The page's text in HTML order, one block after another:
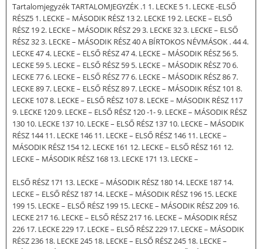
Tartalomjegyzék TARTALOMJEGYZÉK .1 1. LECKE 5 1. LECKE -ELSŐ
RÉSZ5 1. LECKE – MÁSODIK RÉSZ 13 2. LECKE 19 2. LECKE – ELSŐ
RÉSZ 19 2. LECKE – MÁSODIK RÉSZ 29 3. LECKE 32 3. LECKE – ELSŐ
RÉSZ 32 3. LECKE – MÁSODIK RÉSZ 40 A BÍRTOKOS NÉVMÁSOK . 44 4.
LECKE 47 4. LECKE – ELSŐ RÉSZ 47 4. LECKE – MÁSODIK RÉSZ 56 5.
LECKE 59 5. LECKE – ELSŐ RÉSZ 59 5. LECKE – MÁSODIK RÉSZ 70 6.
LECKE 77 6. LECKE – ELSŐ RÉSZ 77 6. LECKE – MÁSODIK RÉSZ 86 7.
LECKE 89 7. LECKE – ELSŐ RÉSZ 89 7. LECKE – MÁSODIK RÉSZ 101 8.
LECKE 107 8. LECKE – ELSŐ RÉSZ 107 8. LECKE – MÁSODIK RÉSZ 117
9. LECKE 120 9. LECKE – ELSŐ RÉSZ 120 -1- 9. LECKE – MÁSODIK RÉSZ
130 10. LECKE 137 10. LECKE – ELSŐ RÉSZ 137 10. LECKE – MÁSODIK
RÉSZ 144 11. LECKE 146 11. LECKE – ELSŐ RÉSZ 146 11. LECKE –
MÁSODIK RÉSZ 154 12. LECKE 161 12. LECKE – ELSŐ RÉSZ 161 12.
LECKE – MÁSODIK RÉSZ 168 13. LECKE 171 13. LECKE –
ELSŐ RÉSZ 171 13. LECKE – MÁSODIK RÉSZ 180 14. LECKE 187 14.
LECKE – ELSŐ RÉSZ 187 14. LECKE – MÁSODIK RÉSZ 196 15. LECKE
199 15. LECKE – ELSŐ RÉSZ 199 15. LECKE – MÁSODIK RÉSZ 209 16.
LECKE 217 16. LECKE – ELSŐ RÉSZ 217 16. LECKE – MÁSODIK RÉSZ
226 17. LECKE 229 17. LECKE – ELSŐ RÉSZ 229 17. LECKE – MÁSODIK
RÉSZ 236 18. LECKE 245 18. LECKE – ELSŐ RÉSZ 245 18. LECKE –